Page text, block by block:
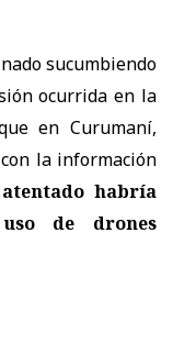
sucumbiendo
ocurrida en la
en Curumaní,
la información
habría
de drones